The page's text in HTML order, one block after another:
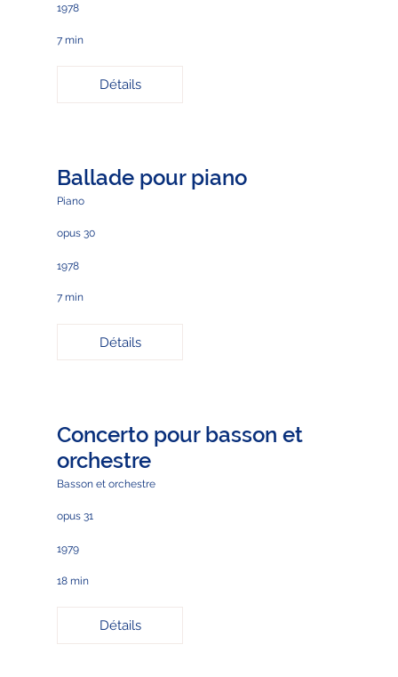
1978
7 min
Détails
Ballade pour piano
Piano
opus 30
1978
7 min
Détails
Concerto pour basson et
orchestre
Basson et orchestre
opus 31
1979
18 min
Détails